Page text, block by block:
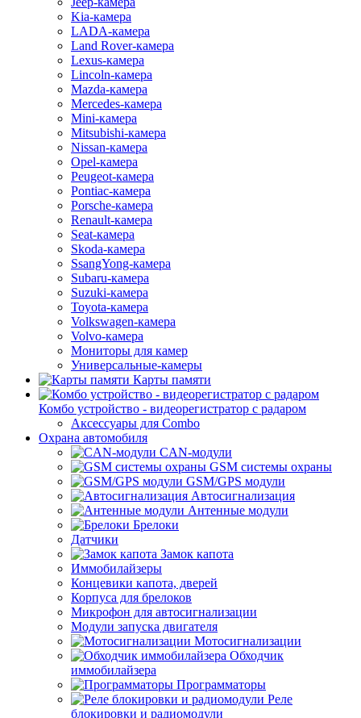
Kia-камера
LADA-камера
Land Rover-камера
Lexus-камера
Lincoln-камера
Mazda-камера
Mercedes-камера
Mini-камера
Mitsubishi-камера
Nissan-камера
Opel-камера
Peugeot-камера
Pontiac-камера
Porsche-камера
Renault-камера
Seat-камера
Skoda-камера
SsangYong-камера
Subaru-камера
Suzuki-камера
Toyota-камера
Volkswagen-камера
Volvo-камера
Мониторы для камер
Универсальные-камеры
Карты памяти
Комбо устройство - видеорегистратор с радаром
Аксессуары для Combo
Охрана автомобиля
CAN-модули
GSM системы охраны
GSM/GPS модули
Автосигнализация
Антенные модули
Брелоки
Датчики
Замок капота
Иммобилайзеры
Концевики капота, дверей
Корпуса для брелоков
Микрофон для автосигнализации
Модули запуска двигателя
Мотосигнализации
Обходчик
иммобилайзера
Программаторы
Реле
блокировки и радиомодули